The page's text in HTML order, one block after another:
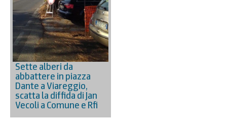
Sette alberi da
abbattere in piazza
Dante a Viareggio,
scatta la diffida di Jan
Vecoli a Comune e Rfi